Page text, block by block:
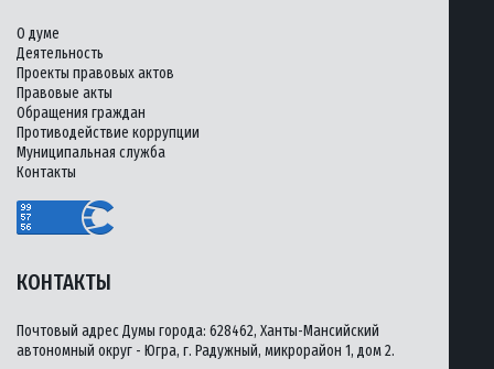
КОНТАКТЫ
Почтовый адрес Думы города: 628462, Ханты-Мансийский
автономный округ - Югра, г. Радужный, микрорайон 1, дом 2.
О думе
Деятельность
Проекты правовых актов
Правовые акты
Обращения граждан
Противодействие коррупции
Муниципальная служба
Контакты